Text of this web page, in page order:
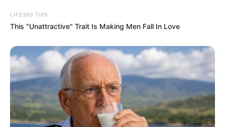
LIFE360 TIPS
This "Unattractive" Trait Is Making Men Fall In Love